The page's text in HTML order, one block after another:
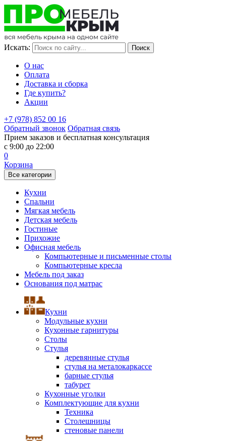
Искать:
О нас
Оплата
Доставка и сборка
Где купить?
Акции
+7 (978) 852 00 16
Обратный звонок Обратная связь
Прием заказов и бесплатная консультация
с 9:00 до 22:00
0
Корзина
Все категории
Кухни
Спальни
Мягкая мебель
Детская мебель
Гостиные
Прихожие
Офисная мебель
Компьютерные и письменные столы
Компьютерные кресла
Мебель под заказ
Основания под матрас
Кухни
Модульные кухни
Кухонные гарнитуры
Столы
Стулья
деревянные стулья
стулья на металокаркассе
барные стулья
табурет
Кухонные уголки
Комплектующие для кухни
Техника
Столешницы
стеновые панели
Идёт переоценка товара. Конечную стоимость Вы можете
уточнить у нашего менеджера.